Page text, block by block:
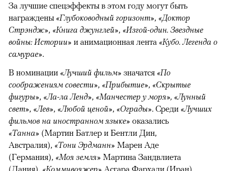
За лучшие спецэффекты в этом году могут быть
награждены «Глубоководный горизонт», «Доктор
Стрэндж», «Книга джунглей», «Изгой-один. Звездные
войны: Истории» и анимационная лента «Кубо. Легенда о
самурае».
В номинации «Лучший фильм» значатся «По
соображениям совести», «Прибытие», «Скрытые
фигуры», «Ла-ла Ленд», «Манчестер у моря», «Лунный
свет», «Лев», «Любой ценой», «Ограды». Среди «Лучших
фильмов на иностранном языке» оказались
«Танна» (Мартин Батлер и Бентли Дин,
Австралия), «Тони Эрдманн» Марен Аде
(Германия), «Моя земля» Мартина Зандвлиета